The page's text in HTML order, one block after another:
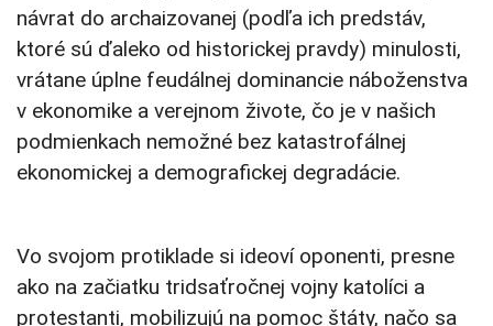
návrat do archaizovanej (podľa ich predstáv,
ktoré sú ďaleko od historickej pravdy) minulosti,
vrátane úplne feudálnej dominancie náboženstva
v ekonomike a verejnom živote, čo je v našich
podmienkach nemožné bez katastrofálnej
ekonomickej a demografickej degradácie.
Vo svojom protiklade si ideoví oponenti, presne
ako na začiatku tridsaťročnej vojny katolíci a
protestanti, mobilizujú na pomoc štáty, načo sa